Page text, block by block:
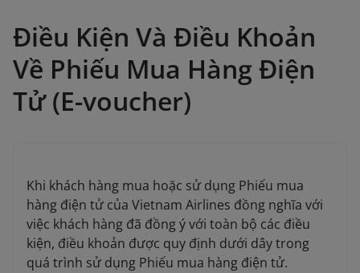
Điều Kiện Và Điều Khoản
Về Phiếu Mua Hàng Điện
Tử (E-voucher)
Khi khách hàng mua hoặc sử dụng Phiếu mua
hàng điện tử của Vietnam Airlines đồng nghĩa với
việc khách hàng đã đồng ý với toàn bộ các điều
kiện, điều khoản được quy định dưới dây trong
quá trình sử dụng Phiếu mua hàng điện tử.